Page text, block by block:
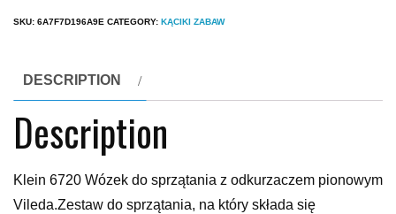
SKU: 6A7F7D196A9E CATEGORY: KĄCIKI ZABAW
DESCRIPTION
Description
Klein 6720 Wózek do sprzątania z odkurzaczem pionowym
Vileda.Zestaw do sprzątania, na który składa się